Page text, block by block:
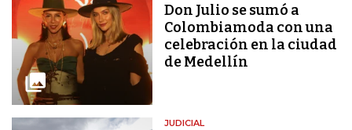
Don Julio se sumó a
Colombiamoda con una
celebración en la ciudad
de Medellín
JUDICIAL